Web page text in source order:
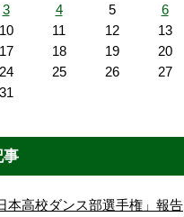
3 4 5 6
10 11 12 13
17 18 19 20
24 25 26 27
31
事
本高校ダンス部選手権」報告